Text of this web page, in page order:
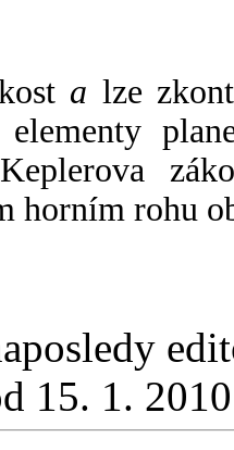
a lze
elementy
horním rohu
15. 1.